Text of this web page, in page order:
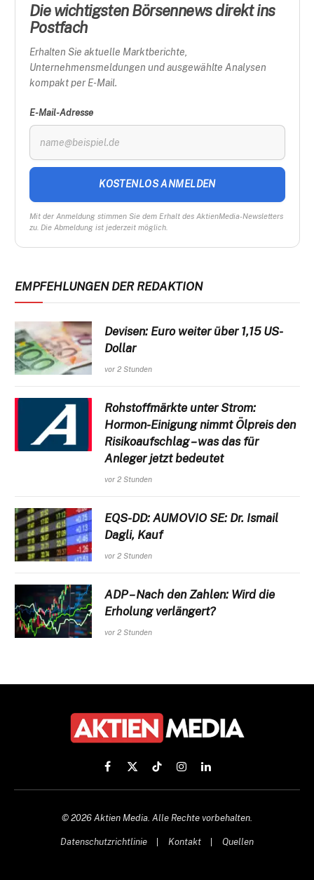
Die wichtigsten Börsennews direkt ins
Postfach
Erhalten Sie aktuelle Marktberichte,
Unternehmensmeldungen und ausgewählte Analysen
kompakt per E-Mail.
E-Mail-Adresse
KOSTENLOS ANMELDEN
Mit der Anmeldung stimmen Sie dem Erhalt des AktienMedia-Newsletters
zu. Die Abmeldung ist jederzeit möglich.
EMPFEHLUNGEN DER REDAKTION
Devisen: Euro weiter über 1,15 US-
Dollar
vor 2 Stunden
Rohstoffmärkte unter Strom:
Hormon-Einigung nimmt Ölpreis den
Risikoaufschlag – was das für
Anleger jetzt bedeutet
vor 2 Stunden
EQS-DD: AUMOVIO SE: Dr. Ismail
Dagli, Kauf
vor 2 Stunden
ADP – Nach den Zahlen: Wird die
Erholung verlängert?
vor 2 Stunden
Facebook
X
(Twitter)
TikTokInstagramLinkedIn
© 2026 Aktien Media. Alle Rechte vorbehalten.
Datenschutzrichtlinie Kontakt Quellen